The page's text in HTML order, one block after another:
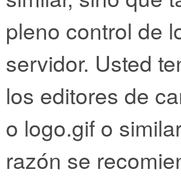
pleno control de
servidor. Usted
los editores de
o logo.gif o
razón se